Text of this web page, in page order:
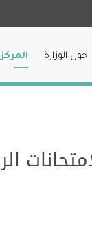
حول الوزارة